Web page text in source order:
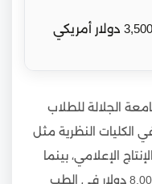
3,500 دولار أمريكي
الجلالة للطلاب
دولار سنويًا في الكليات النظرية مثل
الإعلامي، بينما
ترتفع في الكليات الطبية لتصل إلى 8,000 دولار في الطب